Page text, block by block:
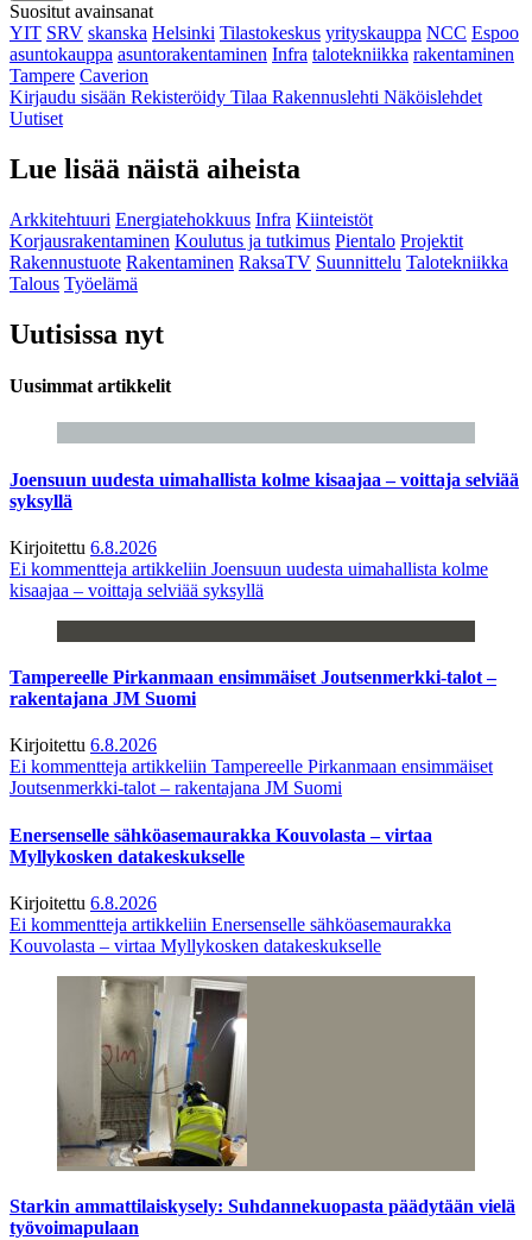
Suositut avainsanat
YIT SRV skanska Helsinki Tilastokeskus yrityskauppa NCC Espoo
asuntokauppa asuntorakentaminen Infra talotekniikka rakentaminen
Tampere Caverion
Kirjaudu sisään Rekisteröidy Tilaa Rakennuslehti Näköislehdet
Uutiset
Lue lisää näistä aiheista
Arkkitehtuuri Energiatehokkuus Infra Kiinteistöt
Korjausrakentaminen Koulutus ja tutkimus Pientalo Projektit
Rakennustuote Rakentaminen RaksaTV Suunnittelu Talotekniikka
Talous Työelämä
Uutisissa nyt
Uusimmat artikkelit
Joensuun uudesta uimahallista kolme kisaajaa – voittaja selviää
syksyllä
Kirjoitettu 6.8.2026
Ei kommentteja artikkeliin Joensuun uudesta uimahallista kolme
kisaajaa – voittaja selviää syksyllä
Tampereelle Pirkanmaan ensimmäiset Joutsenmerkki-talot –
rakentajana JM Suomi
Kirjoitettu 6.8.2026
Ei kommentteja artikkeliin Tampereelle Pirkanmaan ensimmäiset
Joutsenmerkki-talot – rakentajana JM Suomi
Enersenselle sähköasemaurakka Kouvolasta – virtaa
Myllykosken datakeskukselle
Kirjoitettu 6.8.2026
Ei kommentteja artikkeliin Enersenselle sähköasemaurakka
Kouvolasta – virtaa Myllykosken datakeskukselle
Starkin ammattilaiskysely: Suhdannekuopasta päädytään vielä
työvoimapulaan